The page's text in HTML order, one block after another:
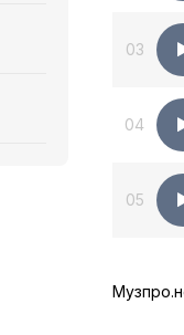
03
04
05